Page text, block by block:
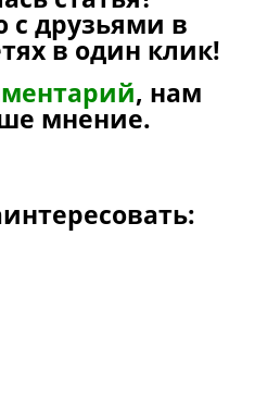
с друзьями в
в один клик!
, нам
мнение.